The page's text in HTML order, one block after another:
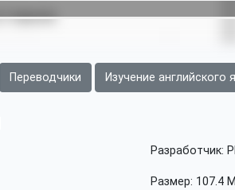
Переводчики Изучение английского
Разработчик:
Размер: 107.4